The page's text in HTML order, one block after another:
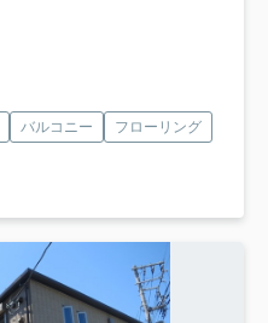
バルコニー
フローリング